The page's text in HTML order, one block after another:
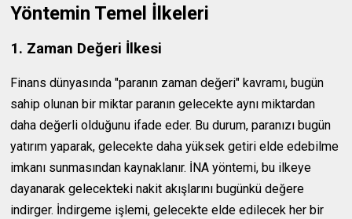
Yöntemin Temel İlkeleri
1. Zaman Değeri İlkesi
Finans dünyasında "paranın zaman değeri" kavramı, bugün
sahip olunan bir miktar paranın gelecekte aynı miktardan
daha değerli olduğunu ifade eder. Bu durum, paranızı bugün
yatırım yaparak, gelecekte daha yüksek getiri elde edebilme
imkanı sunmasından kaynaklanır. İNA yöntemi, bu ilkeye
dayanarak gelecekteki nakit akışlarını bugünkü değere
indirger. İndirgeme işlemi, gelecekte elde edilecek her bir